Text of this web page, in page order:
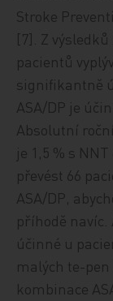
Stroke
[7]. Z
pacientů
signifikantně
ASA/DP je
Absolutní
je 1,5 % s
převést 66
ASA/DP,
příhodě navíc.
účinné u
malých te-
kombinace